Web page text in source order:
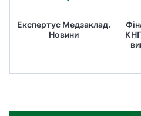
Експертус Медзаклад.
Новини